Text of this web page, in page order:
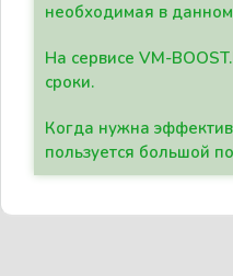
необходимая в
На сервисе VM-
сроки.
Когда нужна
пользуется большой